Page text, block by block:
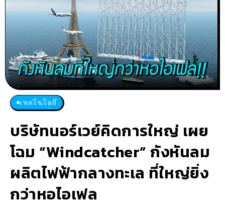
เทคโนโลยี
บริษัทนอร์เวย์คิดการใหญ่ เผย
โฉม “Windcatcher” กังหันลม
ผลิตไฟฟ้ากลางทะเล ที่ใหญ่ยิ่ง
กว่าหอไอเฟล